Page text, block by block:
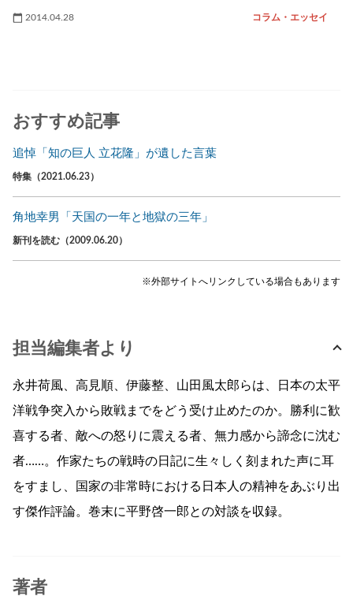
2014.04.28 コラム・エッセイ
おすすめ記事
追悼「知の巨人 立花隆」が遺した言葉
特集（2021.06.23）
角地幸男「天国の一年と地獄の三年」
新刊を読む（2009.06.20）
※外部サイトへリンクしている場合もあります
担当編集者より
永井荷風、高見順、伊藤整、山田風太郎らは、日本の太平
洋戦争突入から敗戦までをどう受け止めたのか。勝利に歓
喜する者、敵への怒りに震える者、無力感から諦念に沈む
者……。作家たちの戦時の日記に生々しく刻まれた声に耳
をすまし、国家の非常時における日本人の精神をあぶり出
す傑作評論。巻末に平野啓一郎との対談を収録。
著者